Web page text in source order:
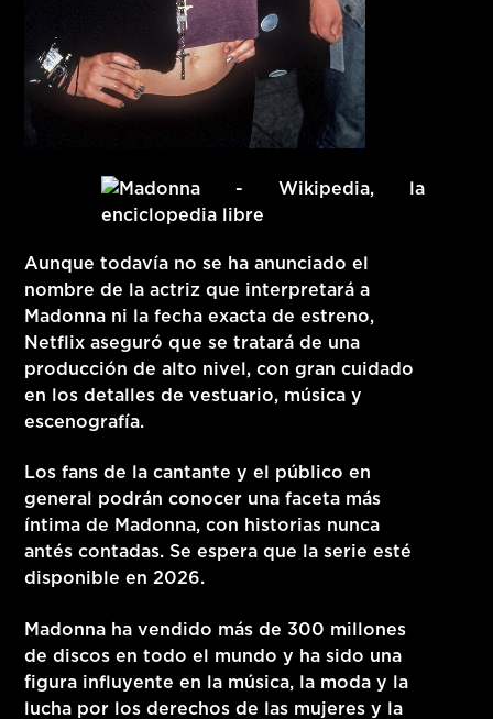
Aunque todavía no se ha anunciado el
nombre de la actriz que interpretará a
Madonna ni la fecha exacta de estreno,
Netflix aseguró que se tratará de una
producción de alto nivel, con gran cuidado
en los detalles de vestuario, música y
escenografía.
Los fans de la cantante y el público en
general podrán conocer una faceta más
íntima de Madonna, con historias nunca
antés contadas. Se espera que la serie esté
disponible en 2026.
Madonna ha vendido más de 300 millones
de discos en todo el mundo y ha sido una
figura influyente en la música, la moda y la
lucha por los derechos de las mujeres y la